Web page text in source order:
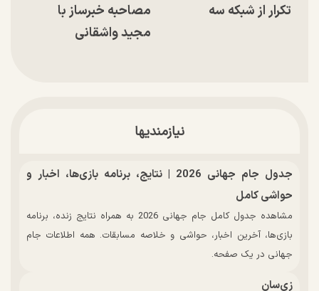
تکرار از شبکه سه
مصاحبه خبرساز با
مجید واشقانی
نیازمندیها
جدول جام جهانی 2026 | نتایج، برنامه بازی‌ها، اخبار و
حواشی کامل
مشاهده جدول کامل جام جهانی 2026 به همراه نتایج زنده، برنامه
بازی‌ها، آخرین اخبار، حواشی و خلاصه مسابقات. همه اطلاعات جام
جهانی در یک صفحه.
زی‌سان